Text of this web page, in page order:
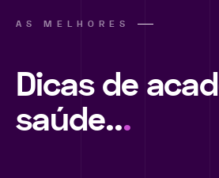
AS MELHORES
Dicas de
saúde...